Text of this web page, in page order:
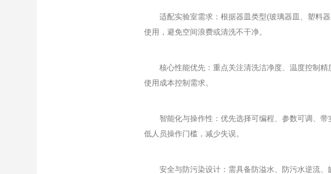
适配实验室需求：根据器皿类型(玻璃器皿、塑料器
使用，避免空间浪费或清洗不干净。
核心性能优先：重点关注清洗洁净度、温度控制精
使用成本控制需求。
智能化与操作性：优先选择可编程、参数可调、带
低人员操作门槛，减少失误。
安全与防污染设计：需具备防溢水、防污水逆流、